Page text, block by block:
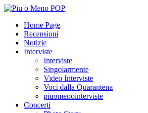
Home Page
Recensioni
Notizie
Interviste
Interviste
Singolarmente
Video Interviste
Voci dalla Quarantena
piuomenointerviste
Concerti